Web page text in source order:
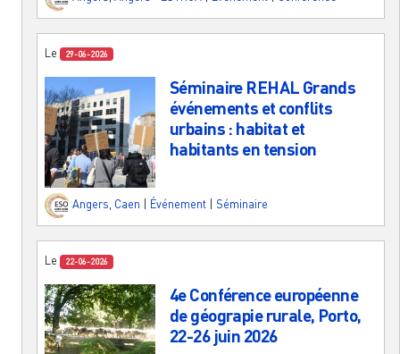
Le 29-06-2026
Séminaire REHAL Grands
événements et conflits
urbains : habitat et
habitants en tension
Angers, Caen Événement Séminaire
Le 22-06-2026
4e Conférence européenne
de géograpie rurale, Porto,
22-26 juin 2026